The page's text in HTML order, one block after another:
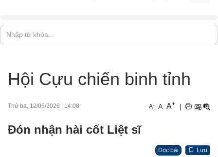
Hội Cựu chiến binh tỉnh
Thứ ba, 12/05/2026 14:08 A- A A+ |
Đón nhận hài cốt Liệt sĩ
Đọc bài Lưu